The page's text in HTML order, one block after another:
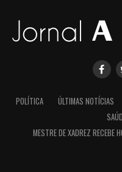
POLÍTICA ÚLTIMAS NOTÍCIAS
MESTRE DE XADREZ RECEBE